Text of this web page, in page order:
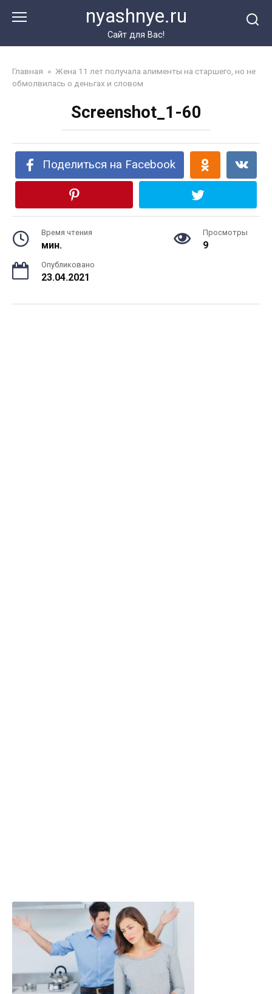
nyashnye.ru
Сайт для Вас!
Главная » Жена 11 лет получала алименты на старшего, но не
обмолвилась о деньгах и словом
Screenshot_1-60
Поделиться на Facebook
Время чтения
мин.
Просмотры
9
Опубликовано
23.04.2021